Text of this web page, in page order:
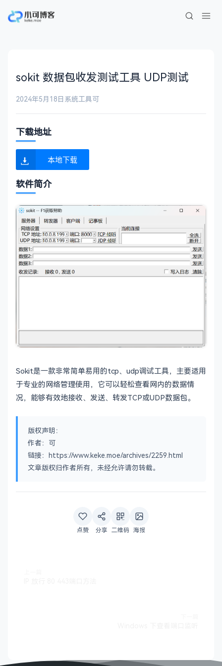
sokit 数据包收发测试工具 UDP测试
2024年5月18日 系统工具可
下载地址
本地下载
软件简介
Sokit是一款非常简单易用的tcp、udp调试工具，主要适用
于专业的网络管理使用，它可以轻松查看网内的数据情
况，能够有效地接收、发送、转发TCP或UDP数据包。
版权声明：
作者：可
链接：https://www.keke.moe/archives/2259.html
文章版权归作者所有，未经允许请勿转载。
点赞 分享 二维码 海报